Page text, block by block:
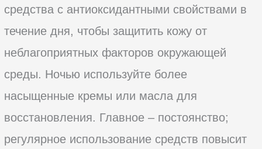
средства с антиоксидантными свойствами в
течение дня, чтобы защитить кожу от
неблагоприятных факторов окружающей
среды. Ночью используйте более
насыщенные кремы или масла для
восстановления. Главное – постоянство;
регулярное использование средств повысит